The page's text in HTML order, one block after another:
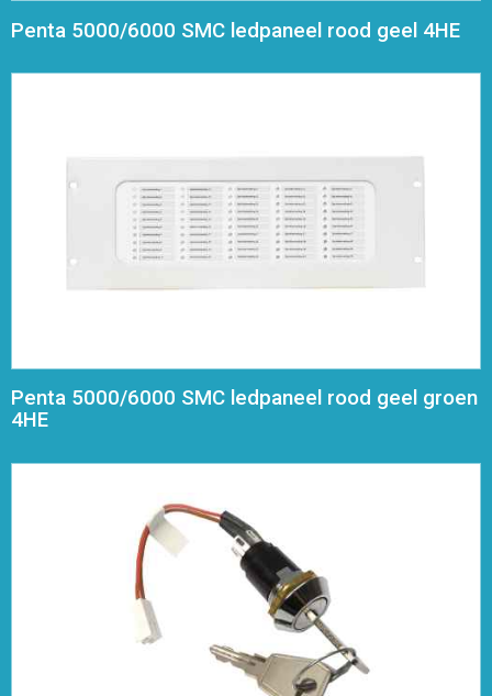
Penta 5000/6000 SMC ledpaneel rood geel 4HE
Penta 5000/6000 SMC ledpaneel rood geel groen
4HE